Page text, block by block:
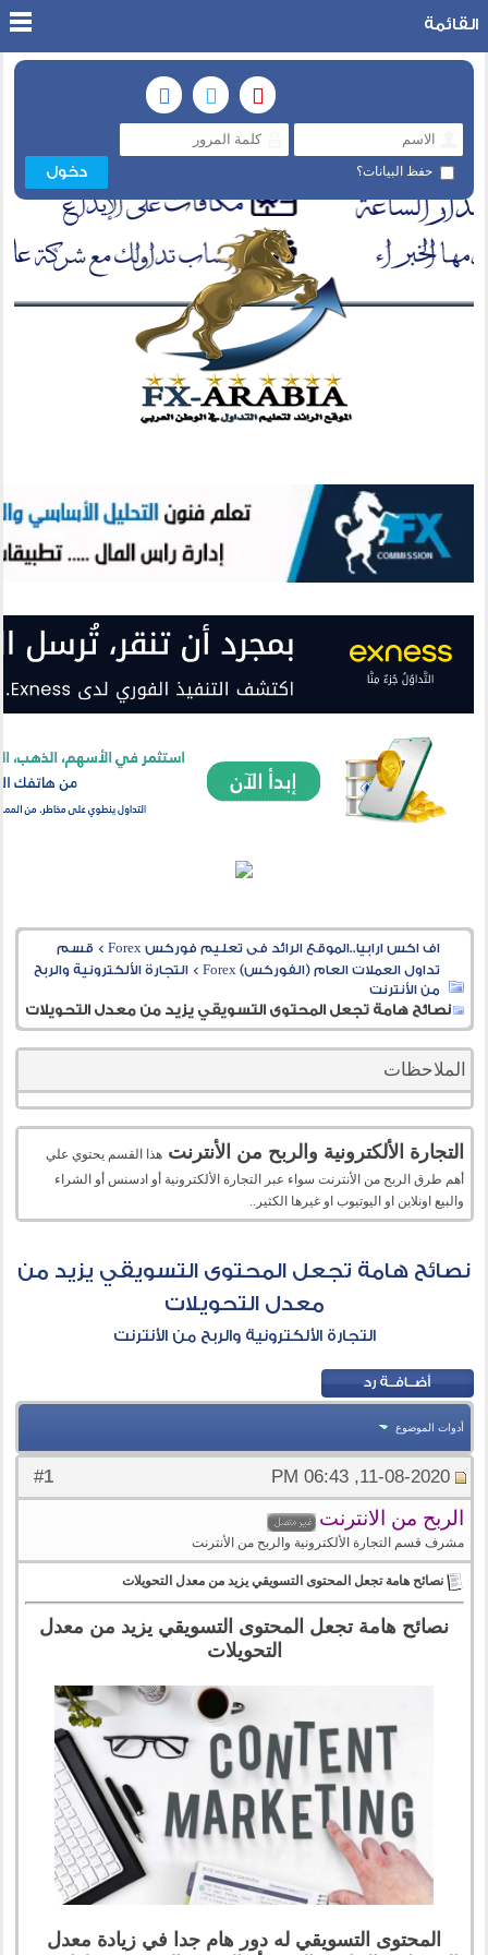
حفظ البيانات؟
القائمة
اف اكس ارابيا..الموقع الرائد فى تعليم فوركس Forex > قسم
تداول العملات العام (الفوركس) Forex
>التجارة الألكترونية والربح
من الأنترنت
نصائح هامة تجعل المحتوى التسويقي يزيد من معدل التحويلات
الملاحظات
التجارة الألكترونية والربح من الأنترنت هذا القسم يحتوي علي
أهم طرق الربح من الأنترنت سواء عبر التجارة الألكترونية أو ادسنس أو الشراء
والبيع اونلاين او اليوتيوب او غيرها الكثير..
نصائح هامة تجعل المحتوى التسويقي يزيد من
معدل التحويلات
التجارة الألكترونية والربح من الأنترنت
أدوات الموضوع
#
1 11-08-2020, 06:43 PM
الربح من الانترنت
مشرف قسم التجارة الألكترونية والربح من الأنترنت
نصائح هامة تجعل المحتوى التسويقي يزيد من معدل التحويلات
نصائح هامة تجعل المحتوى التسويقي يزيد من معدل
التحويلات
المحتوى التسويقي له دور هام جدا في زيادة معدل